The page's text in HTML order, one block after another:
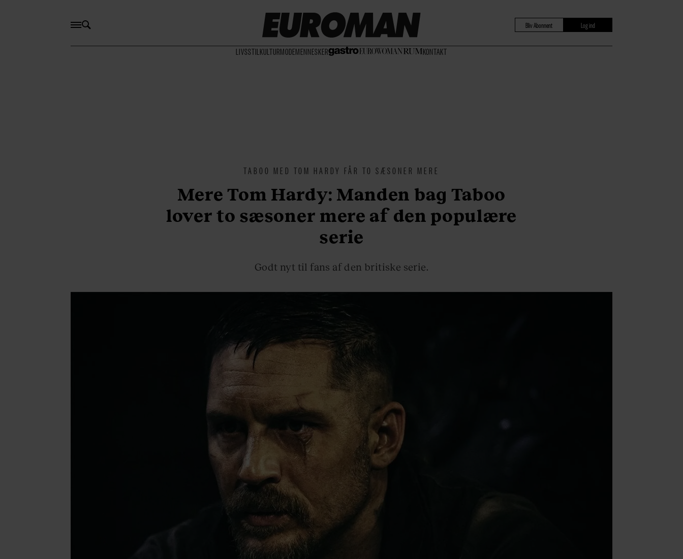
LIVSSTIL KULTURMODEMENNESKER KONTAKT
Bliv Abonnent Log ind
TABOO MED TOM HARDY FÅR TO SÆSONER MERE
Mere Tom Hardy: Manden bag Taboo
lover to sæsoner mere af den populære
serie
Godt nyt til fans af den britiske serie.